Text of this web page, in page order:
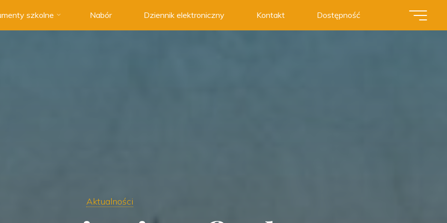
szkolne Nabór Dziennik elektroniczny Kontakt Dostępność
Aktualności